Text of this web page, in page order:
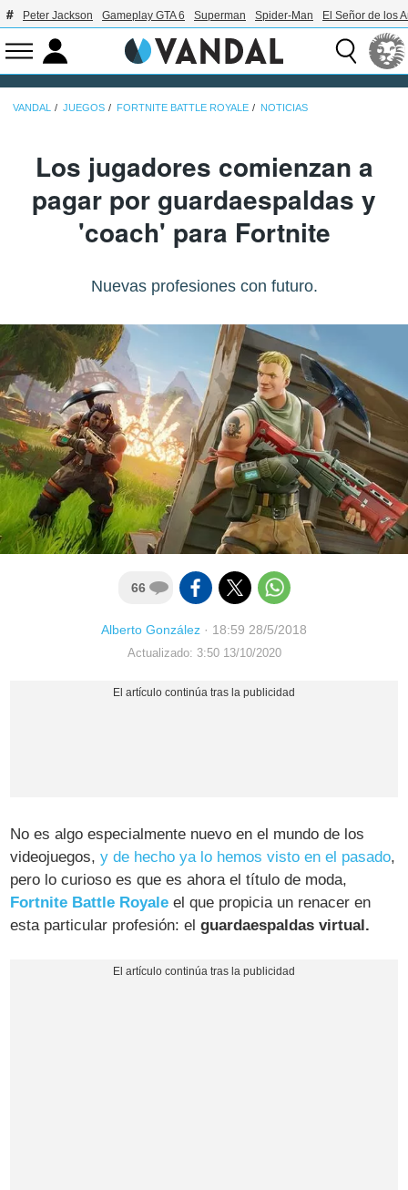
Peter Jackson Gameplay GTA 6 Superman Spider-Man El Señor de los
VANDAL JUEGOS FORTNITE BATTLE ROYALE NOTICIAS
Los jugadores comienzan a
pagar por guardaespaldas y
'coach' para Fortnite
Nuevas profesiones con futuro.
66
Alberto González · 18:59 28/5/2018
Actualizado: 3:50 13/10/2020
No es algo especialmente nuevo en el mundo de los
videojuegos,y de hecho ya lo hemos visto en el pasado,
pero lo curioso es que es ahora el título de moda,
Fortnite Battle Royale el que propicia un renacer en
esta particular profesión: el guardaespaldas virtual.